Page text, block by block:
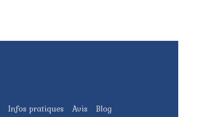
Infos pratiques Avis Blog